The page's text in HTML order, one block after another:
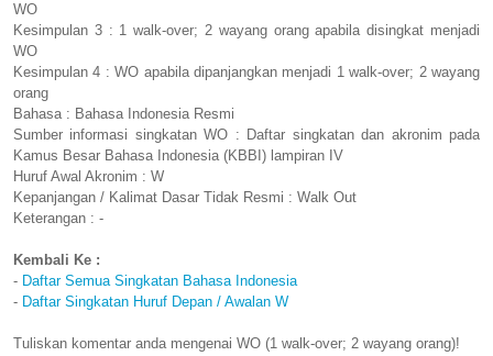
WO
Kesimpulan 3 : 1 walk-over; 2 wayang orang apabila disingkat menjadi
WO
Kesimpulan 4 : WO apabila dipanjangkan menjadi 1 walk-over; 2 wayang
orang
Bahasa : Bahasa Indonesia Resmi
Sumber informasi singkatan WO : Daftar singkatan dan akronim pada
Kamus Besar Bahasa Indonesia (KBBI) lampiran IV
Huruf Awal Akronim : W
Kepanjangan / Kalimat Dasar Tidak Resmi : Walk Out
Keterangan : -
Kembali Ke :
- Daftar Semua Singkatan Bahasa Indonesia
- Daftar Singkatan Huruf Depan / Awalan W
Tuliskan komentar anda mengenai WO (1 walk-over; 2 wayang orang)!